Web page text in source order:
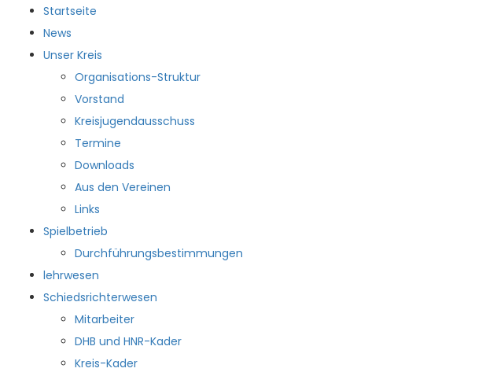
Startseite
News
Unser Kreis
Organisations-Struktur
Vorstand
Kreisjugendausschuss
Termine
Downloads
Aus den Vereinen
Links
Spielbetrieb
Durchführungsbestimmungen
lehrwesen
Schiedsrichterwesen
Mitarbeiter
DHB und HNR-Kader
Kreis-Kader
HKKR
Startseite
News
Unser Kreis
Organisations-Struktur
Vorstand
Kreisjugendausschuss
Termine
Downloads